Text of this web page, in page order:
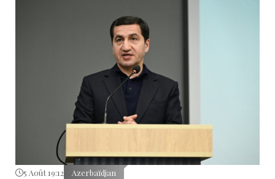
5 Août 19:12 Azerbaïdjan